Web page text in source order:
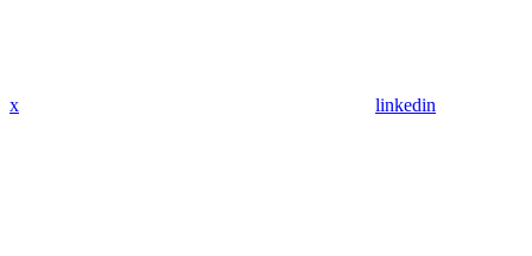
x linkedin